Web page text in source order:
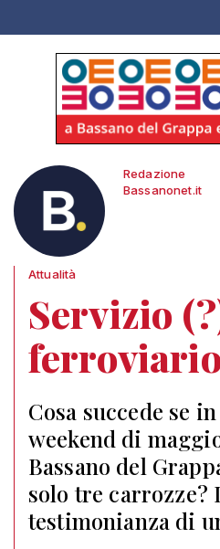
Redazione
Bassanonet.it
Attualità
Servizio
ferroviario
Cosa succede se
weekend di
Bassano del
solo tre carrozze?
testimonianza di